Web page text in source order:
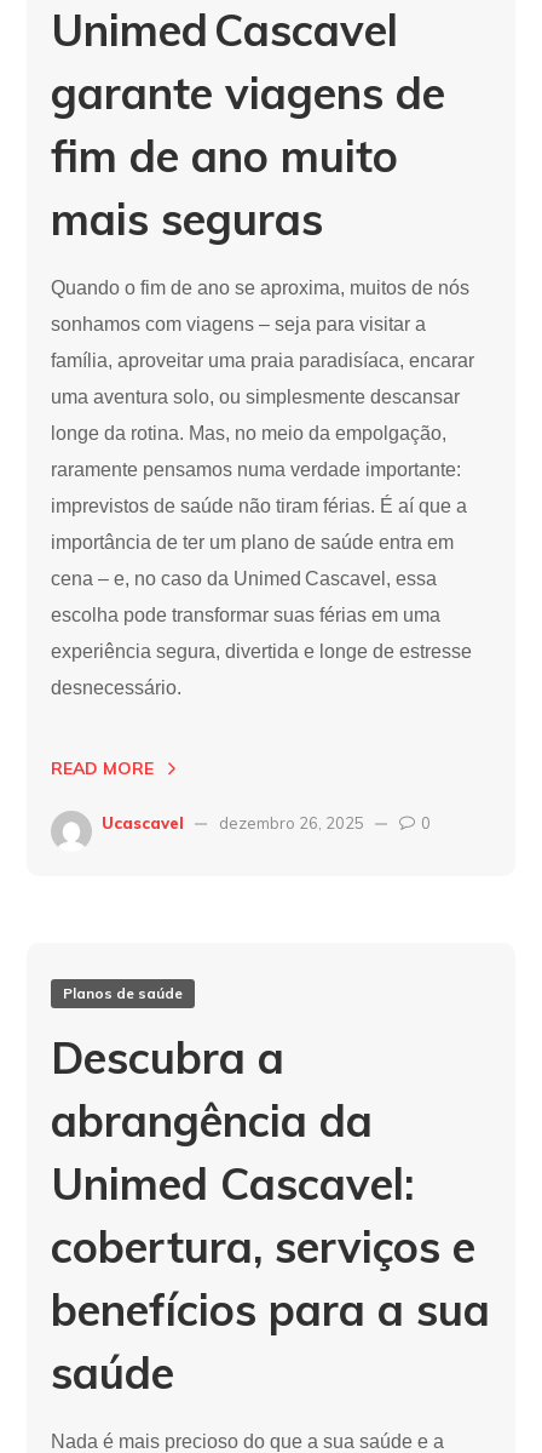
Unimed Cascavel
garante viagens de
fim de ano muito
mais seguras
Quando o fim de ano se aproxima, muitos de nós
sonhamos com viagens – seja para visitar a
família, aproveitar uma praia paradisíaca, encarar
uma aventura solo, ou simplesmente descansar
longe da rotina. Mas, no meio da empolgação,
raramente pensamos numa verdade importante:
imprevistos de saúde não tiram férias. É aí que a
importância de ter um plano de saúde entra em
cena – e, no caso da Unimed Cascavel, essa
escolha pode transformar suas férias em uma
experiência segura, divertida e longe de estresse
desnecessário.
READ MORE
Ucascavel dezembro 26, 2025 0
Planos de saúde
Descubra a
abrangência da
Unimed Cascavel:
cobertura, serviços e
benefícios para a sua
saúde
Nada é mais precioso do que a sua saúde e a